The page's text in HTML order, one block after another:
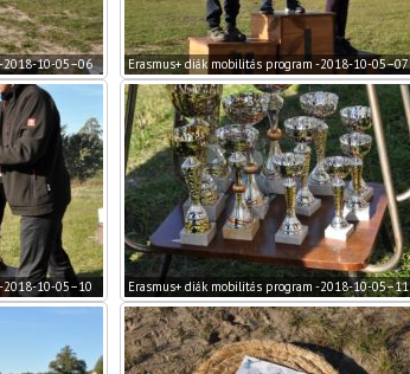
2018-10-05–06 Erasmus+ diák mobilitás program -2018-10-05–07
2018-10-05–10 Erasmus+ diák mobilitás program -2018-10-05–11